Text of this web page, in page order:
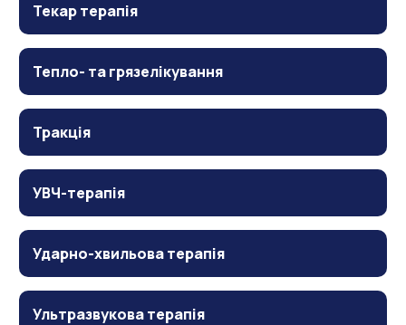
Текар терапія
Тепло- та грязелікування
Тракція
УВЧ-терапія
Ударно-хвильова терапія
Ультразвукова терапія